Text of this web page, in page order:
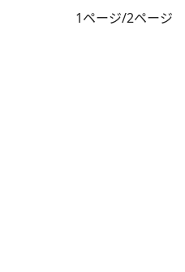
1ページ/2ページ